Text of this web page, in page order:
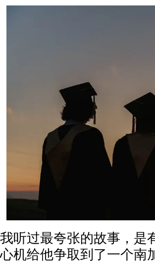
我听过最夸张的故事，是
心机给他争取到了一个南